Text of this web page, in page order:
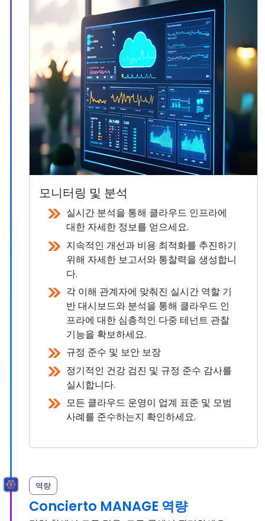
모니터링 및 분석
실시간 분석을 통해 클라우드 인프라에
대한 자세한 정보를 얻으세요.
지속적인 개선과 비용 최적화를 추진하기
위해 자세한 보고서와 통찰력을 생성합니
다.
각 이해 관계자에 맞춰진 실시간 역할 기
반 대시보드와 분석을 통해 클라우드 인
프라에 대한 심층적인 다중 테넌트 관찰
기능을 확보하세요.
규정 준수 및 보안 보장
정기적인 건강 검진 및 규정 준수 감사를
실시합니다.
모든 클라우드 운영이 업계 표준 및 모범
사례를 준수하는지 확인하세요.
역량
Concierto MANAGE 역량